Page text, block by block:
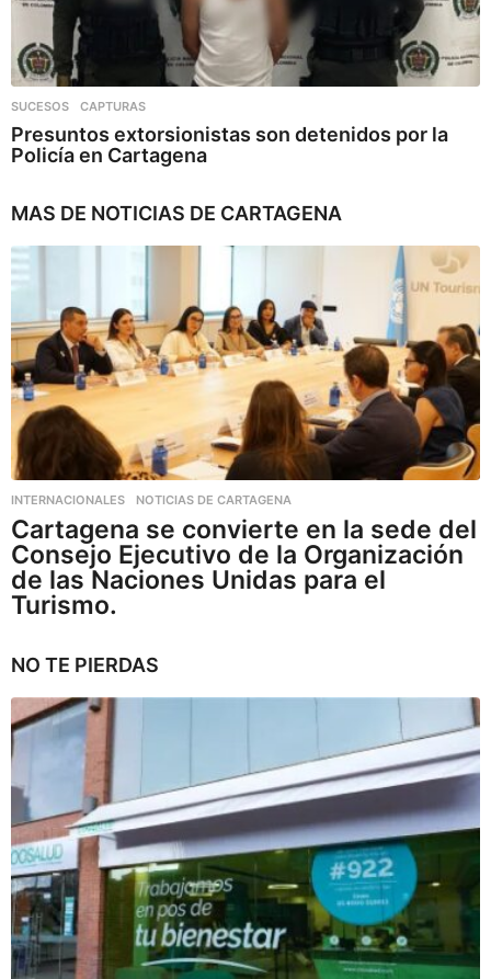
SUCESOS ,CAPTURAS
Presuntos extorsionistas son detenidos por la
Policía en Cartagena
MAS DE NOTICIAS DE CARTAGENA
INTERNACIONALES ,NOTICIAS DE CARTAGENA
Cartagena se convierte en la sede del
Consejo Ejecutivo de la Organización
de las Naciones Unidas para el
Turismo.
NO TE PIERDAS